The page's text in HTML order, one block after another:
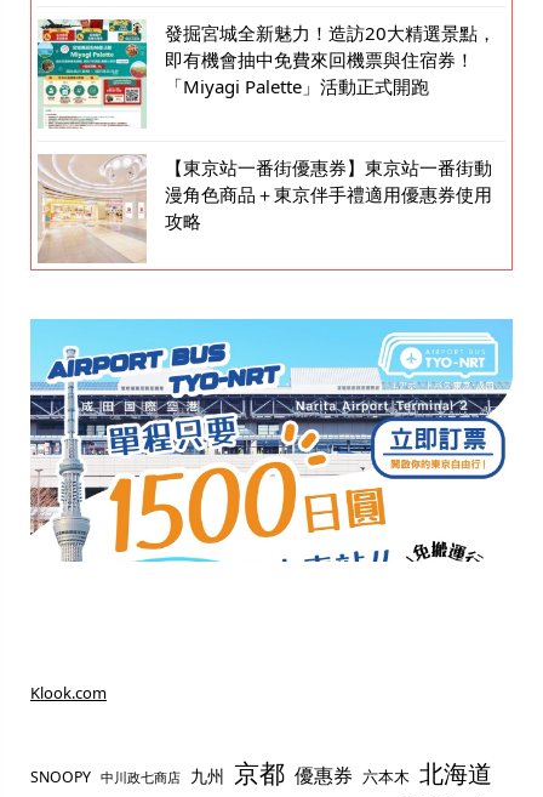
發掘宮城全新魅力！造訪20大精選景點，
即有機會抽中免費來回機票與住宿券！
「Miyagi Palette」活動正式開跑
【東京站一番街優惠券】東京站一番街動
漫角色商品＋東京伴手禮適用優惠券使用
攻略
Klook.com
SNOOPY 中川政七商店 九州 京都 優惠券 六本木 北海道